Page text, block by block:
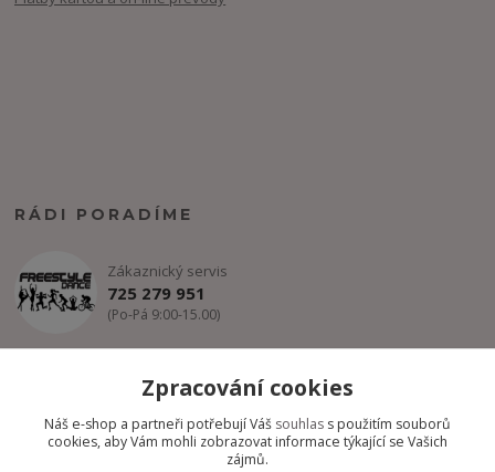
RÁDI PORADÍME
Zákaznický servis
725 279 951
(Po-Pá 9:00-15.00)
Zpracování cookies
Náš e-shop a partneři potřebují Váš souhlas s použitím souborů
cookies, aby Vám mohli zobrazovat informace týkající se Vašich
zájmů.